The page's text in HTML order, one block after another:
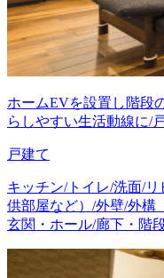
ホームEVを設置し階
らしやすい生活動線に/
戸建て
キッチン/トイレ/洗面/
供部屋など）/外壁/外構
玄関・ホール/廊下・階